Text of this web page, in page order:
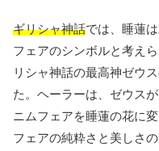
ギリシャ神話では、睡蓮
フェアのシンボルと考え
リシャ神話の最高神ゼウ
た。ヘーラーは、ゼウス
ニムフェアを睡蓮の花に
フェアの純粋さと美しさ